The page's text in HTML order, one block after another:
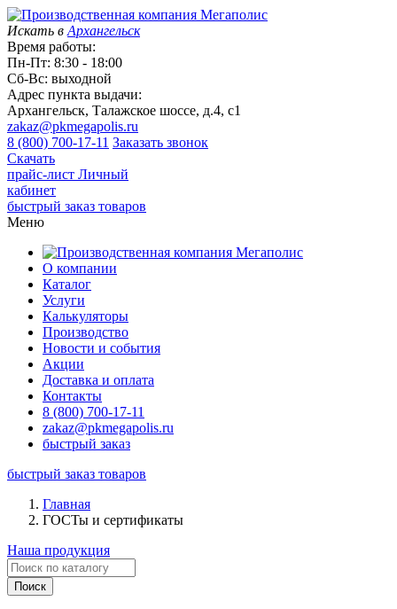
Искать в Архангельск
Время работы:
Пн-Пт: 8:30 - 18:00
Сб-Вс: выходной
Адрес пункта выдачи:
Архангельск, Талажское шоссе, д.4, с1
zakaz@pkmegapolis.ru
8 (800) 700-17-11 Заказать звонок
Скачать
прайс-лист Личный
кабинет
быстрый заказ товаров
Меню
О компании
Каталог
Услуги
Калькуляторы
Производство
Новости и события
Акции
Доставка и оплата
Контакты
8 (800) 700-17-11
zakaz@pkmegapolis.ru
быстрый заказ
быстрый заказ товаров
Главная
ГОСТы и сертификаты
Наша продукция